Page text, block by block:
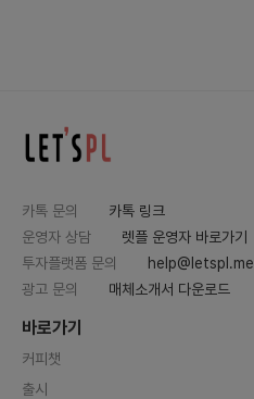
카톡 문의
카톡 링크
운영자 상담
렛플 운영자 바로가기
투자플랫폼 문의
help@letspl.me
광고 문의
매체소개서 다운로드
바로가기
커피챗
출시